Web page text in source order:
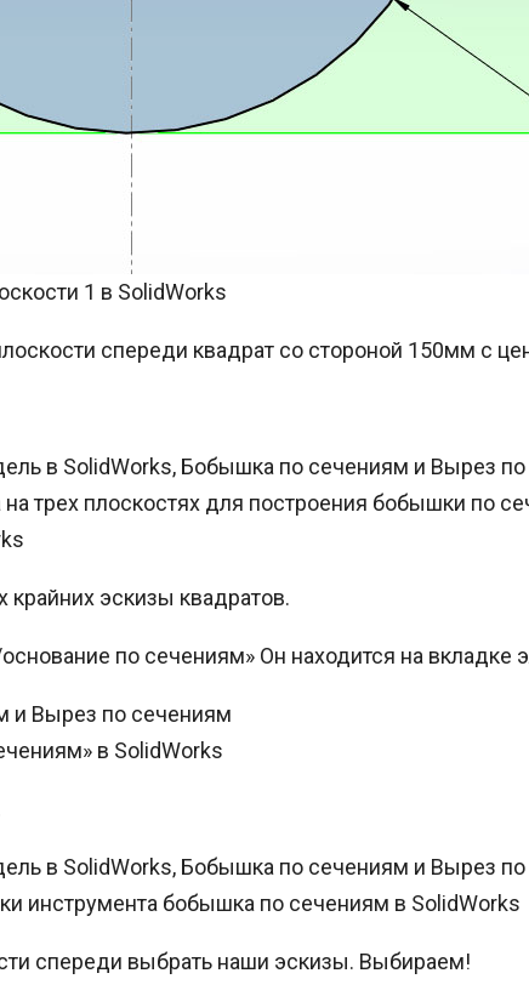
1 в SolidWorks
спереди квадрат со стороной 150мм с
на трех плоскостях для построения бобышки по
крайних эскизы квадратов.
по сечениям» Он находится на вкладке
в SolidWorks
инструмента бобышка по сечениям в SolidWorks
спереди выбрать наши эскизы. Выбираем!